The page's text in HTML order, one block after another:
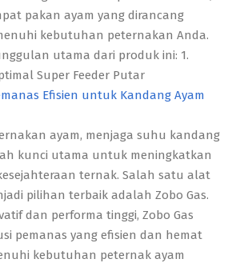
pakan ayam yang dirancang
kebutuhan peternakan Anda.
utama dari produk ini: 1.
Super Feeder Putar
Efisien untuk Kandang Ayam
ayam, menjaga suhu kandang
kunci utama untuk meningkatkan
ternak. Salah satu alat
pilihan terbaik adalah Zobo Gas.
dan performa tinggi, Zobo Gas
pemanas yang efisien dan hemat
kebutuhan peternak ayam